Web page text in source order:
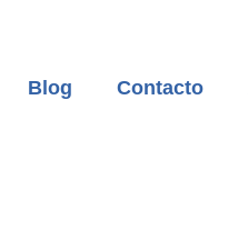
Blog Contacto